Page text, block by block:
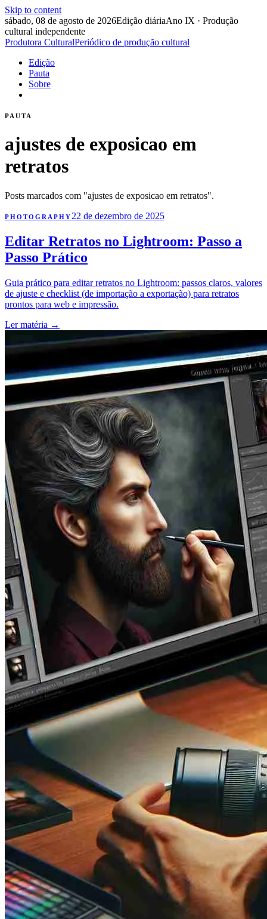
Skip to content
sábado, 08 de agosto de 2026Edição diáriaAno IX · Produção
cultural independente
Produtora CulturalPeriódico de produção cultural
Edição
Pauta
Sobre
PAUTA
ajustes de exposicao em
retratos
Posts marcados com "ajustes de exposicao em retratos".
PHOTOGRAPHY 22 de dezembro de 2025
Editar Retratos no Lightroom: Passo a
Passo Prático
Guia prático para editar retratos no Lightroom: passos claros, valores
de ajuste e checklist (de importação a exportação) para retratos
prontos para web e impressão.
Ler matéria →